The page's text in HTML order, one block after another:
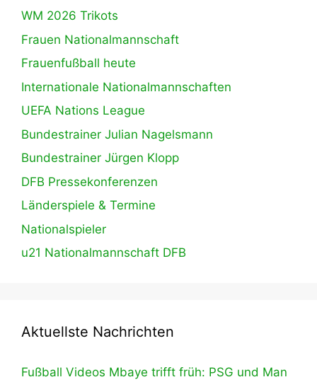
WM 2026 Trikots
Frauen Nationalmannschaft
Frauenfußball heute
Internationale Nationalmannschaften
UEFA Nations League
Bundestrainer Julian Nagelsmann
Bundestrainer Jürgen Klopp
DFB Pressekonferenzen
Länderspiele & Termine
Nationalspieler
u21 Nationalmannschaft DFB
Aktuellste Nachrichten
Fußball Videos Mbaye trifft früh: PSG und Man